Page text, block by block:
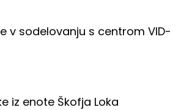
v sodelovanju s centrom VID-
iz enote Škofja Loka